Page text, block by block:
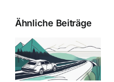
Ähnliche Beiträge
Versicherung:
Günstige Kfz-
mit Top-